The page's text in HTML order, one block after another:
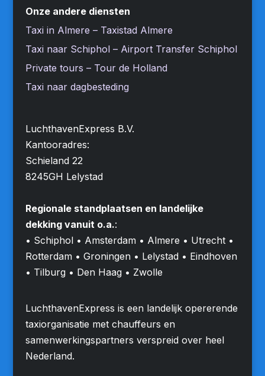
Onze andere diensten
Taxi in Almere – Taxistad Almere
Taxi naar Schiphol – Airport Transfer Schiphol
Private tours – Tour de Holland
Taxi naar dagbesteding
LuchthavenExpress B.V.
Kantooradres:
Schieland 22
8245GH Lelystad
Regionale standplaatsen en landelijke
dekking vanuit o.a.:
• Schiphol • Amsterdam • Almere • Utrecht •
Rotterdam • Groningen • Lelystad • Eindhoven
• Tilburg • Den Haag • Zwolle
LuchthavenExpress is een landelijk opererende
taxiorganisatie met chauffeurs en
samenwerkingspartners verspreid over heel
Nederland.